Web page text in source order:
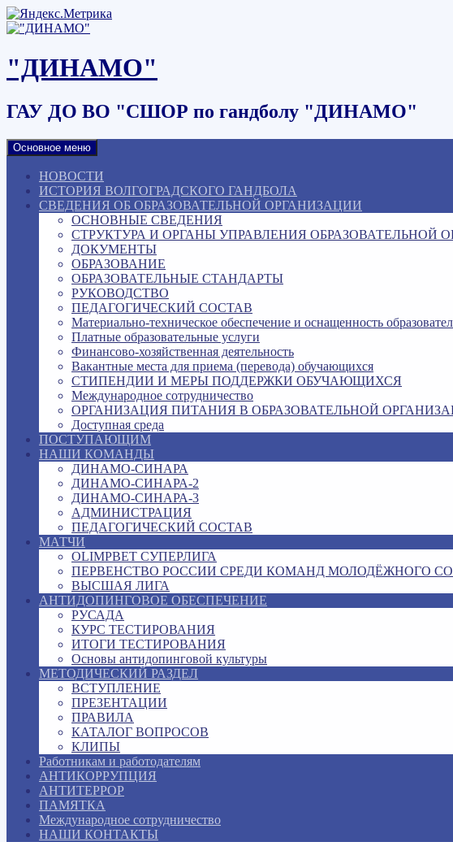
Наверх
"ДИНАМО"
ГАУ ДО ВО "СШОР по гандболу "ДИНАМО"
Основное меню
НОВОСТИ
ИСТОРИЯ ВОЛГОГРАДСКОГО ГАНДБОЛА
СВЕДЕНИЯ ОБ ОБРАЗОВАТЕЛЬНОЙ ОРГАНИЗАЦИИ
ОСНОВНЫЕ СВЕДЕНИЯ
СТРУКТУРА И ОРГАНЫ УПРАВЛЕНИЯ ОБРАЗОВАТЕЛЬНОЙ
ДОКУМЕНТЫ
ОБРАЗОВАНИЕ
ОБРАЗОВАТЕЛЬНЫЕ СТАНДАРТЫ
РУКОВОДСТВО
ПЕДАГОГИЧЕСКИЙ СОСТАВ
Материально-техническое обеспечение и оснащенность
Платные образовательные услуги
Финансово-хозяйственная деятельность
Вакантные места для приема (перевода) обучающихся
СТИПЕНДИИ И МЕРЫ ПОДДЕРЖКИ ОБУЧАЮЩИХСЯ
Международное сотрудничество
ОРГАНИЗАЦИЯ ПИТАНИЯ В ОБРАЗОВАТЕЛЬНОЙ
Доступная среда
ПОСТУПАЮЩИМ
НАШИ КОМАНДЫ
ДИНАМО-СИНАРА
ДИНАМО-СИНАРА-2
ДИНАМО-СИНАРА-3
АДМИНИСТРАЦИЯ
ПЕДАГОГИЧЕСКИЙ СОСТАВ
МАТЧИ
OLIMPBET СУПЕРЛИГА
ПЕРВЕНСТВО РОССИИ СРЕДИ КОМАНД МОЛОДЁЖНОГО
ВЫСШАЯ ЛИГА
АНТИДОПИНГОВОЕ ОБЕСПЕЧЕНИЕ
РУСАДА
КУРС ТЕСТИРОВАНИЯ
ИТОГИ ТЕСТИРОВАНИЯ
Основы антидопинговой культуры
МЕТОДИЧЕСКИЙ РАЗДЕЛ
ВСТУПЛЕНИЕ
ПРЕЗЕНТАЦИИ
ПРАВИЛА
КАТАЛОГ ВОПРОСОВ
КЛИПЫ
Работникам и работодателям
АНТИКОРРУПЦИЯ
АНТИТЕРРОР
ПАМЯТКА
Международное сотрудничество
НАШИ КОНТАКТЫ